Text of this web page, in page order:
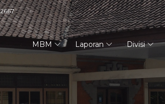
MBM Laporan Divisi